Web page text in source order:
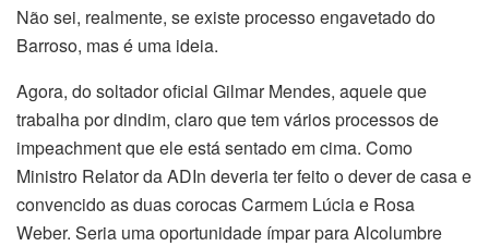
Não sei, realmente, se existe processo engavetado do
Barroso, mas é uma ideia.
Agora, do soltador oficial Gilmar Mendes, aquele que
trabalha por dindim, claro que tem vários processos de
impeachment que ele está sentado em cima. Como
Ministro Relator da ADIn deveria ter feito o dever de casa e
convencido as duas corocas Carmem Lúcia e Rosa
Weber. Seria uma oportunidade ímpar para Alcolumbre